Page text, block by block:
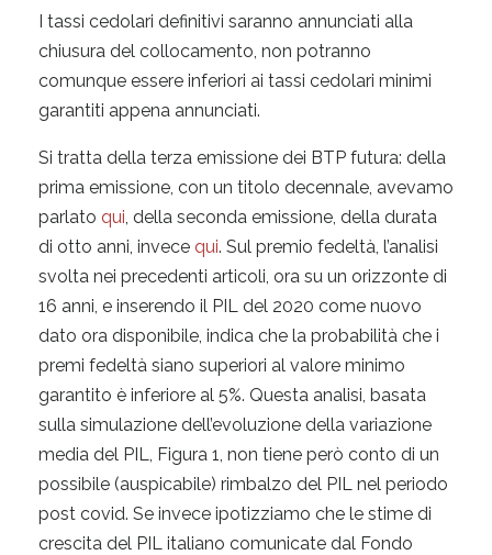
I tassi cedolari definitivi saranno annunciati alla
chiusura del collocamento, non potranno
comunque essere inferiori ai tassi cedolari minimi
garantiti appena annunciati.
Si tratta della terza emissione dei BTP futura: della
prima emissione, con un titolo decennale, avevamo
parlato qui , della seconda emissione, della durata
di otto anni, invece qui. Sul premio fedeltà, l’analisi
svolta nei precedenti articoli, ora su un orizzonte di
16 anni, e inserendo il PIL del 2020 come nuovo
dato ora disponibile, indica che la probabilità che i
premi fedeltà siano superiori al valore minimo
garantito è inferiore al 5%. Questa analisi, basata
sulla simulazione dell’evoluzione della variazione
media del PIL, Figura 1, non tiene però conto di un
possibile (auspicabile) rimbalzo del PIL nel periodo
post covid. Se invece ipotizziamo che le stime di
crescita del PIL italiano comunicate dal Fondo